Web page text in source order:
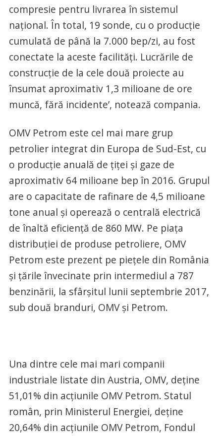
compresie pentru livrarea în sistemul
naţional. În total, 19 sonde, cu o producţie
cumulată de până la 7.000 bep/zi, au fost
conectate la aceste facilităţi. Lucrările de
construcţie de la cele două proiecte au
însumat aproximativ 1,3 milioane de ore
muncă, fără incidente’, notează compania.
OMV Petrom este cel mai mare grup
petrolier integrat din Europa de Sud-Est, cu
o producţie anuală de ţiţei şi gaze de
aproximativ 64 milioane bep în 2016. Grupul
are o capacitate de rafinare de 4,5 milioane
tone anual şi operează o centrală electrică
de înaltă eficienţă de 860 MW. Pe piaţa
distribuţiei de produse petroliere, OMV
Petrom este prezent pe pieţele din România
şi ţările învecinate prin intermediul a 787
benzinării, la sfârşitul lunii septembrie 2017,
sub două branduri, OMV şi Petrom.
Una dintre cele mai mari companii
industriale listate din Austria, OMV, deţine
51,01% din acţiunile OMV Petrom. Statul
român, prin Ministerul Energiei, deţine
20,64% din acţiunile OMV Petrom, Fondul